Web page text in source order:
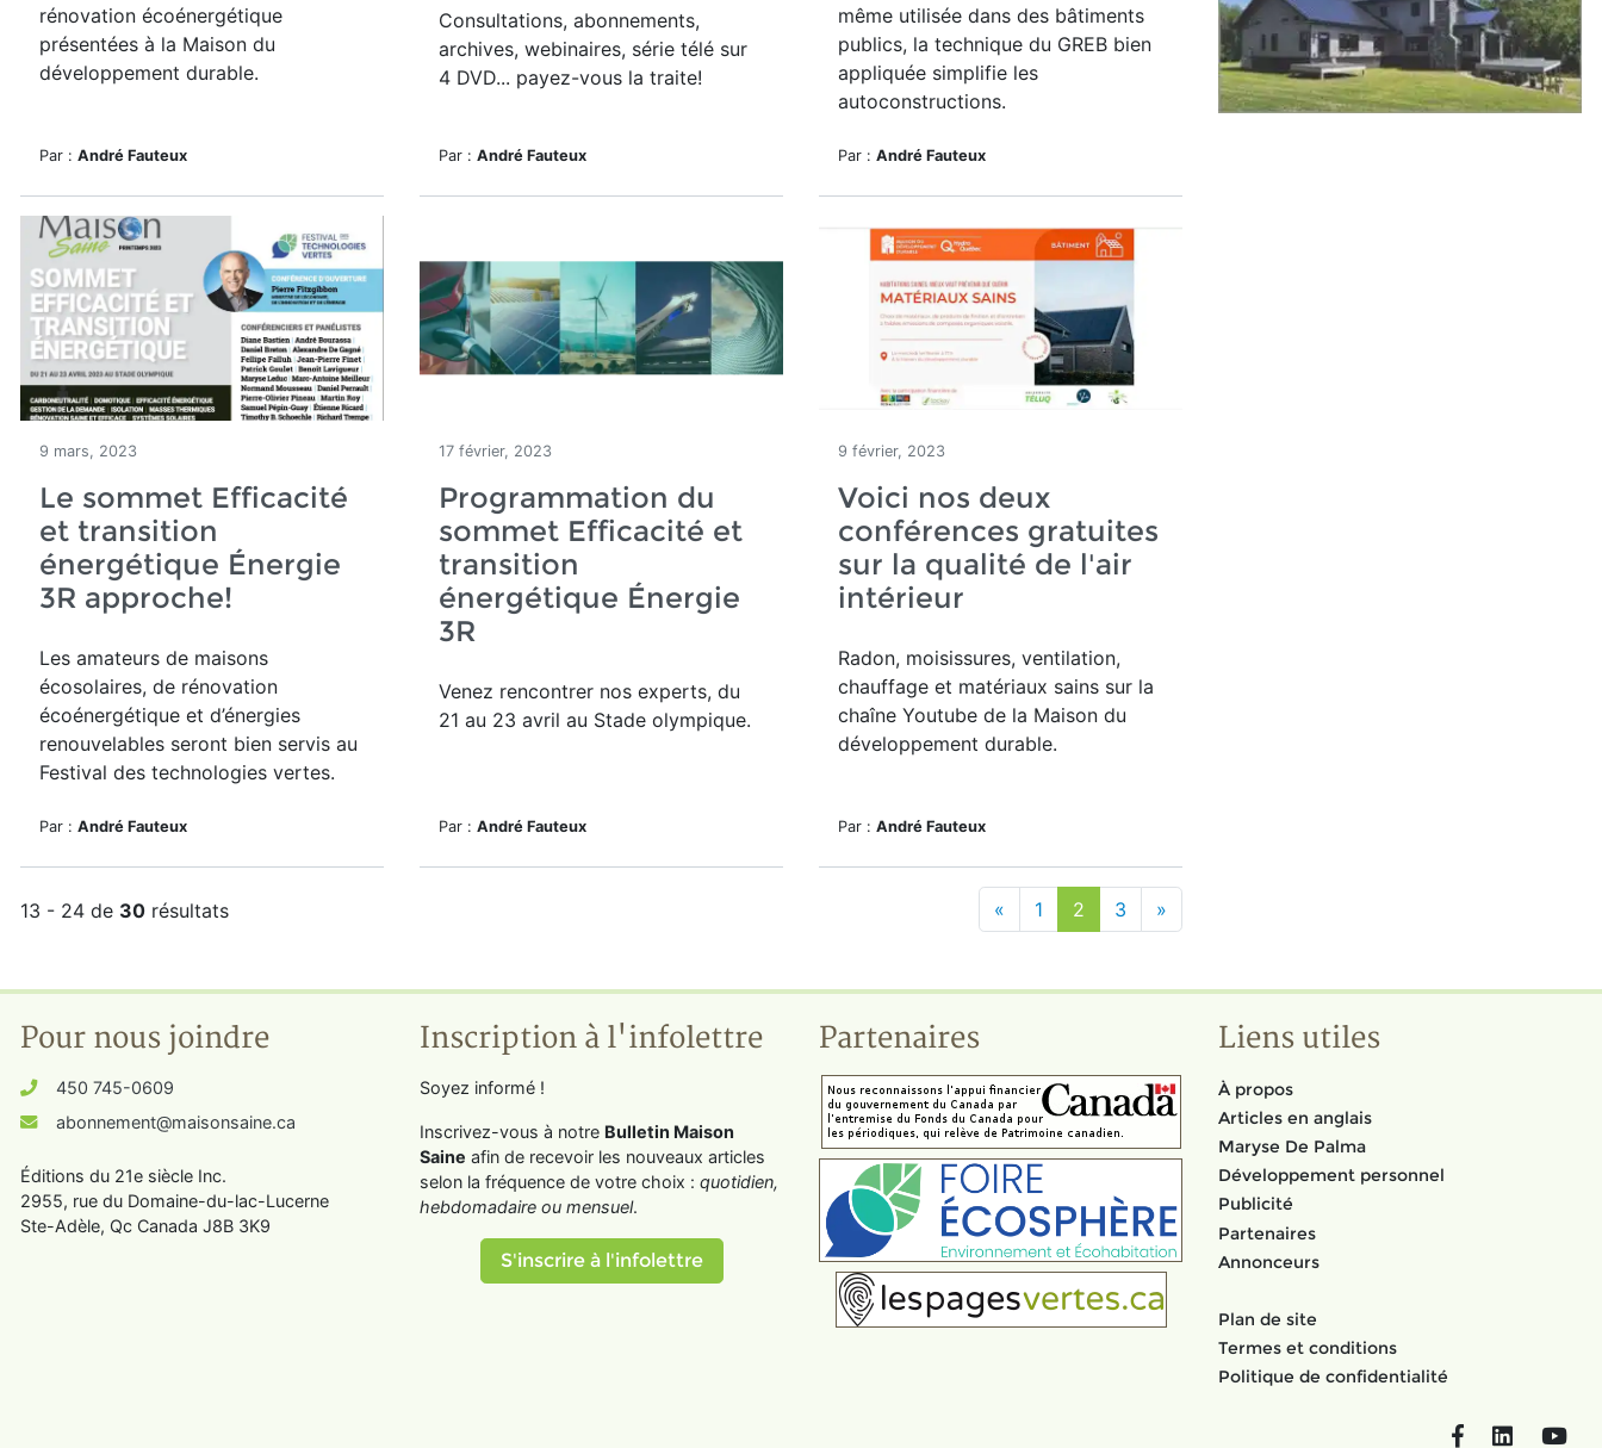
rénovation écoénergétique
présentées à la Maison du
développement durable.
Par : André Fauteux
Consultations, abonnements,
archives, webinaires, série télé sur
4 DVD... payez-vous la traite!
Par : André Fauteux
même utilisée dans des bâtiments
publics, la technique du GREB bien
appliquée simplifie les
autoconstructions.
Par : André Fauteux
9 mars, 2023
Le sommet Efficacité
et transition
énergétique Énergie
3R approche!
Les amateurs de maisons
écosolaires, de rénovation
écoénergétique et d’énergies
renouvelables seront bien servis au
Festival des technologies vertes.
Par : André Fauteux
17 février, 2023
Programmation du
sommet Efficacité et
transition
énergétique Énergie
3R
Venez rencontrer nos experts, du
21 au 23 avril au Stade olympique.
Par : André Fauteux
9 février, 2023
Voici nos deux
conférences gratuites
sur la qualité de l'air
intérieur
Radon, moisissures, ventilation,
chauffage et matériaux sains sur la
chaîne Youtube de la Maison du
développement durable.
Par : André Fauteux
13 - 24 de 30 résultats « 1 2 3 »
Pour nous joindre
450 745-0609
abonnement@maisonsaine.ca
Éditions du 21e siècle Inc.
2955, rue du Domaine-du-lac-Lucerne
Ste-Adèle, Qc Canada J8B 3K9
Inscription à l'infolettre
Soyez informé !
Inscrivez-vous à notre Bulletin Maison
Saine afin de recevoir les nouveaux articles
selon la fréquence de votre choix : quotidien,
hebdomadaire ou mensuel.
S'inscrire à l'infolettre
Partenaires Liens utiles
À propos
Articles en anglais
Maryse De Palma
Développement personnel
Publicité
Partenaires
Annonceurs
Plan de site
Termes et conditions
Politique de confidentialité
FacebookLinkedIn